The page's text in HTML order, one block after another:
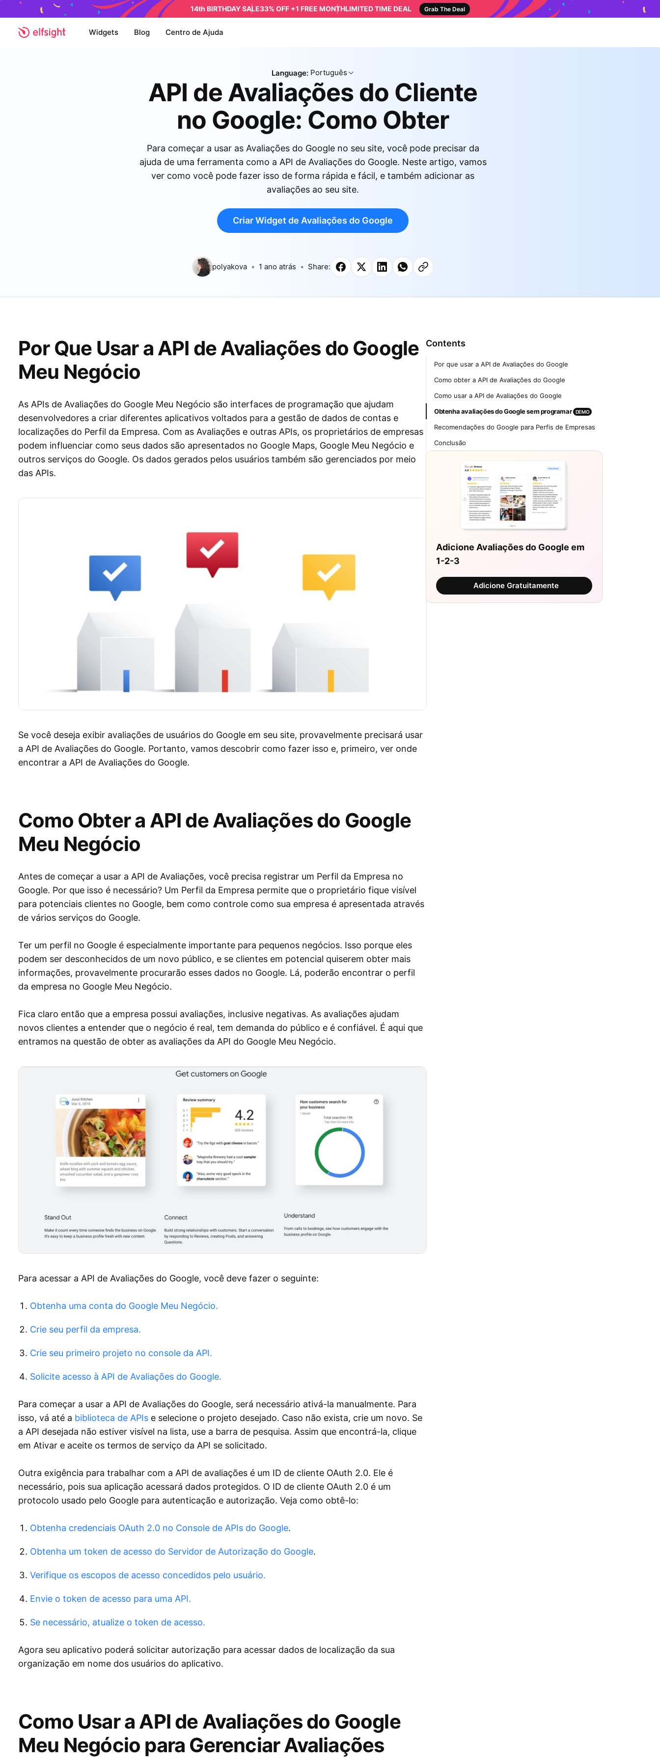
14th BIRTHDAY SALE33% OFF +1 FREE MONTHLIMITED TIME DEAL Grab The Deal
Widgets Blog Centro de Ajuda
Language: Português
API de Avaliações do Cliente
no Google: Como Obter
Para começar a usar as Avaliações do Google no seu site, você pode precisar da
ajuda de uma ferramenta como a API de Avaliações do Google. Neste artigo, vamos
ver como você pode fazer isso de forma rápida e fácil, e também adicionar as
avaliações ao seu site.
Criar Widget de Avaliações do Google
polyakova 1 ano atrás Share:
Por Que Usar a API de Avaliações do Google
Meu Negócio
As APIs de Avaliações do Google Meu Negócio são interfaces de programação que ajudam
desenvolvedores a criar diferentes aplicativos voltados para a gestão de dados de contas e
localizações do Perfil da Empresa. Com as Avaliações e outras APIs, os proprietários de empresas
podem influenciar como seus dados são apresentados no Google Maps, Google Meu Negócio e
outros serviços do Google. Os dados gerados pelos usuários também são gerenciados por meio
das APIs.
Se você deseja exibir avaliações de usuários do Google em seu site, provavelmente precisará usar
a API de Avaliações do Google. Portanto, vamos descobrir como fazer isso e, primeiro, ver onde
encontrar a API de Avaliações do Google.
Como Obter a API de Avaliações do Google
Meu Negócio
Antes de começar a usar a API de Avaliações, você precisa registrar um Perfil da Empresa no
Google. Por que isso é necessário? Um Perfil da Empresa permite que o proprietário fique visível
para potenciais clientes no Google, bem como controle como sua empresa é apresentada através
de vários serviços do Google.
Ter um perfil no Google é especialmente importante para pequenos negócios. Isso porque eles
podem ser desconhecidos de um novo público, e se clientes em potencial quiserem obter mais
informações, provavelmente procurarão esses dados no Google. Lá, poderão encontrar o perfil
da empresa no Google Meu Negócio.
Fica claro então que a empresa possui avaliações, inclusive negativas. As avaliações ajudam
novos clientes a entender que o negócio é real, tem demanda do público e é confiável. É aqui que
entramos na questão de obter as avaliações da API do Google Meu Negócio.
Para acessar a API de Avaliações do Google, você deve fazer o seguinte:
Obtenha uma conta do Google Meu Negócio.
Crie seu perfil da empresa.
Crie seu primeiro projeto no console da API.
Solicite acesso à API de Avaliações do Google.
Para começar a usar a API de Avaliações do Google, será necessário ativá-la manualmente. Para
isso, vá até a biblioteca de APIs e selecione o projeto desejado. Caso não exista, crie um novo. Se
a API desejada não estiver visível na lista, use a barra de pesquisa. Assim que encontrá-la, clique
em Ativar e aceite os termos de serviço da API se solicitado.
Outra exigência para trabalhar com a API de avaliações é um ID de cliente OAuth 2.0. Ele é
necessário, pois sua aplicação acessará dados protegidos. O ID de cliente OAuth 2.0 é um
protocolo usado pelo Google para autenticação e autorização. Veja como obtê-lo:
Obtenha credenciais OAuth 2.0 no Console de APIs do Google.
Obtenha um token de acesso do Servidor de Autorização do Google.
Verifique os escopos de acesso concedidos pelo usuário.
Envie o token de acesso para uma API.
Se necessário, atualize o token de acesso.
Agora seu aplicativo poderá solicitar autorização para acessar dados de localização da sua
organização em nome dos usuários do aplicativo.
Como Usar a API de Avaliações do Google
Meu Negócio para Gerenciar Avaliações
Contents
Por que usar a API de Avaliações do Google
Como obter a API de Avaliações do Google
Como usar a API de Avaliações do Google
Obtenha avaliações do Google sem programar DEMO
Recomendações do Google para Perfis de Empresas
Conclusão
Adicione Avaliações do Google em
1-2-3
Adicione Gratuitamente